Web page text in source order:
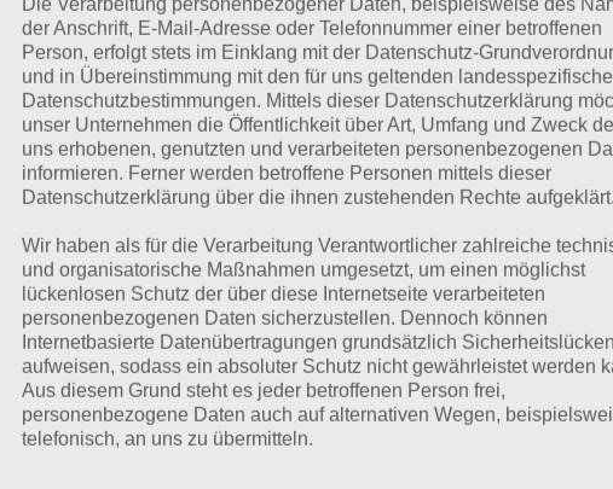
Kurze Begriffserklärung zur Lösung Programm
Programm ist die Lösung für das tägliche Rätsel am
welche Bedeutung hat dieses eigentlich und was gibt es dazu
bestimmten Lösungen präsentieren wir daher auch immer
Begriffserklärung!
Eine Schwierigkeit von Programm ist, dass dieses Wort
hat – je nach Kontext. Das Wort stammt aus dem
bedeutet übersetzt so viel wie „schriftliche Bekanntmachung“.
Wer im Internet unterwegs ist und schonmal Affiliate
sicherlich der Begriff Partnerprogramm etwas. Ein
Partner mit einem festen oder prozentualen Gewinn an
tätigt. Wirbt man darüber beispielsweise für einen
der Anschrift, E-Mail-Adresse oder Telefonnummer einer betroffenen
Person, erfolgt stets im Einklang mit der Datenschutz-
und in Übereinstimmung mit den für uns geltenden
Datenschutzbestimmungen. Mittels dieser Datenschutzerklärung
unser Unternehmen die Öffentlichkeit über Art, Umfang und Zweck
uns erhobenen, genutzten und verarbeiteten personenbezogenen
informieren. Ferner werden betroffene Personen mittels dieser
Datenschutzerklärung über die ihnen zustehenden Rechte aufgeklärt.
Wir haben als für die Verarbeitung Verantwortlicher zahlreiche
und organisatorische Maßnahmen umgesetzt, um einen möglichst
lückenlosen Schutz der über diese Internetseite verarbeiteten
personenbezogenen Daten sicherzustellen. Dennoch können
Internetbasierte Datenübertragungen grundsätzlich Sicherheitslücken
aufweisen, sodass ein absoluter Schutz nicht gewährleistet werden
Aus diesem Grund steht es jeder betroffenen Person frei,
personenbezogene Daten auch auf alternativen Wegen,
telefonisch, an uns zu übermitteln.